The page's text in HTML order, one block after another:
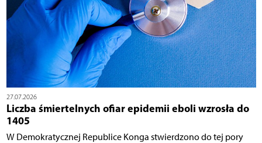
27.07.2026
Liczba śmiertelnych ofiar epidemii eboli wzrosła do
1405
W Demokratycznej Republice Konga stwierdzono do tej pory